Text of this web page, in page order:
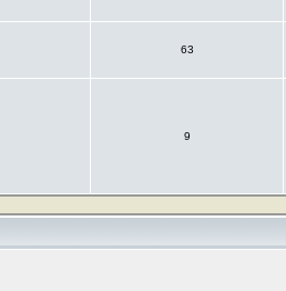
63
9